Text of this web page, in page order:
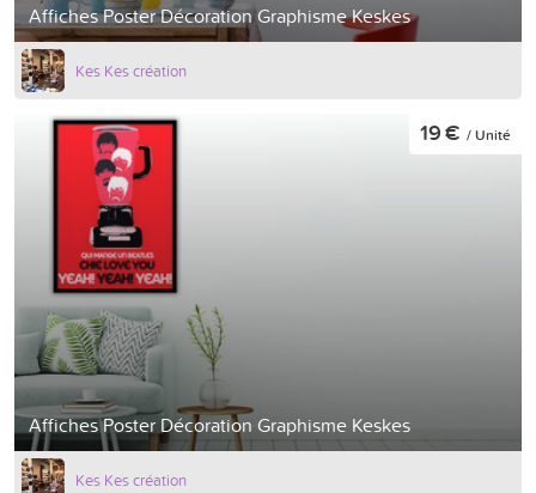
Affiches Poster Décoration Graphisme Keskes
Kes Kes création
Affiches Poster Décoration Graphisme Keskes
19 € / Unité
Kes Kes création